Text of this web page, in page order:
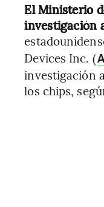
El Ministerio
investigación
Devices Inc. (
investigación
los chips,